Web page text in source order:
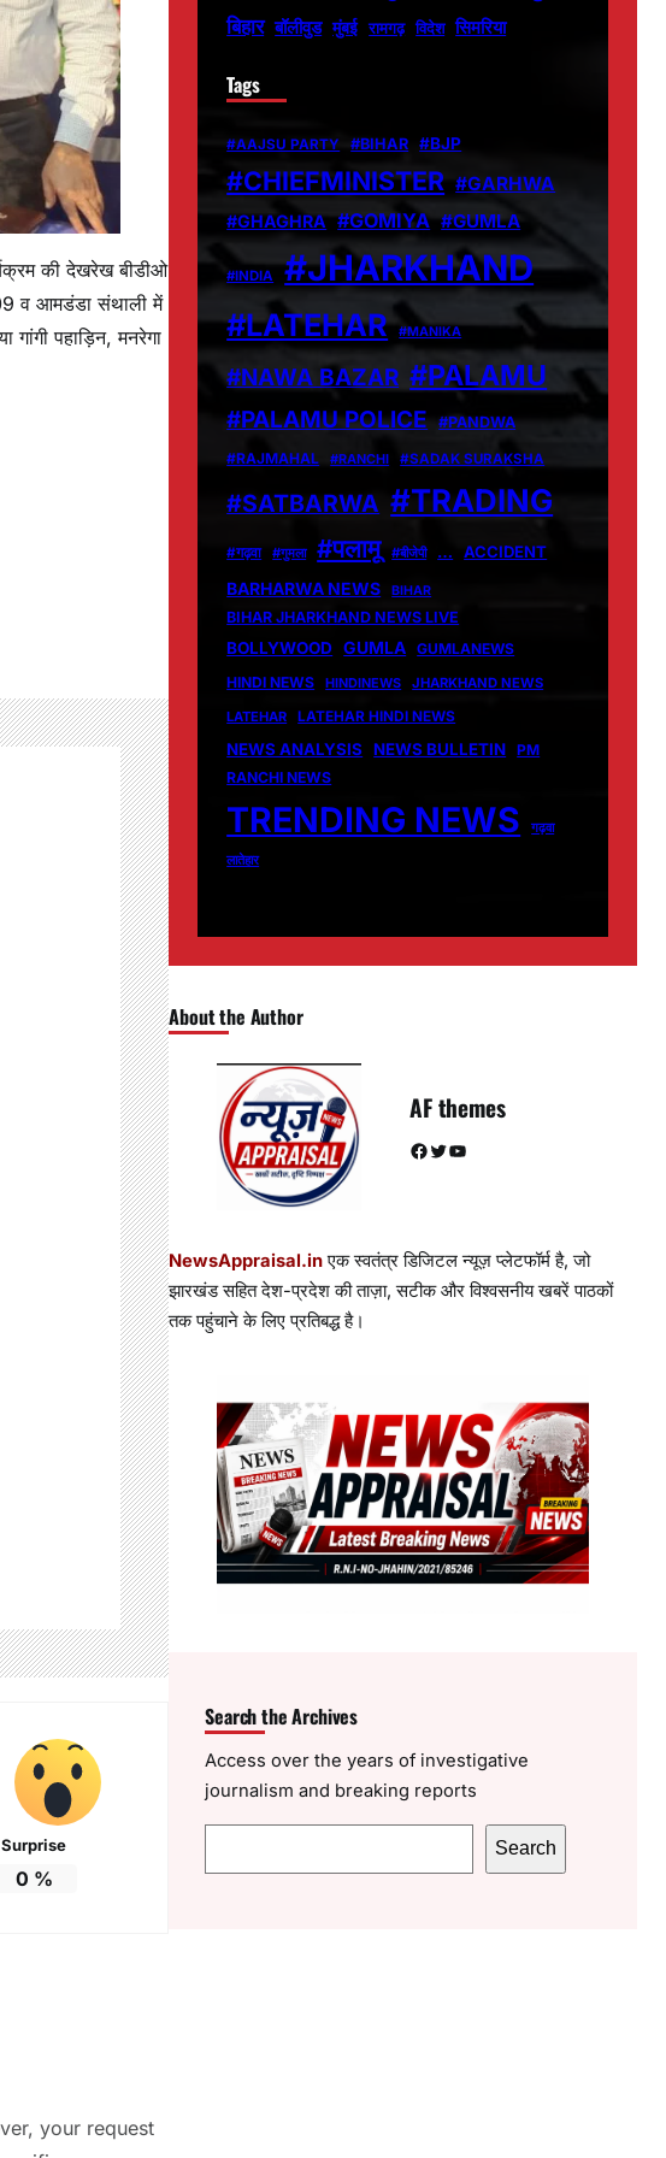
की देखरेख बीडीओ
व आमडंडा संथाली में
पहाड़िन, मनरेगा
Surprise
0 %
your request
बिहार बॉलीवुड मुंबई रामगढ़ विदेश सिमरिया
Tags
#AAJSU PARTY #BIHAR #BJP
#CHIEFMINISTER #GARHWA
#GHAGHRA #GOMIYA #GUMLA
#INDIA #JHARKHAND
#LATEHAR #MANIKA
#NAWA BAZAR #PALAMU
#PALAMU POLICE
#PANDWA
#RAJMAHAL
#RANCHI #SADAK SURAKSHA
#SATBARWA #TRADING
#गढ़वा #गुमला #पलामू #बीजेपी … ACCIDENT
BARHARWA NEWS BIHAR
BIHAR JHARKHAND NEWS LIVE
BOLLYWOOD GUMLA
GUMLANEWS
HINDI NEWS
HINDINEWS
JHARKHAND NEWS
LATEHAR
LATEHAR HINDI NEWS
NEWS ANALYSIS NEWS BULLETIN
PM
RANCHI NEWS
TRENDING NEWS
गढ़वा
लातेहार
About the Author
AF themes
Facebook Twitter YouTube
NewsAppraisal.inएक स्वतंत्र डिजिटल न्यूज़ प्लेटफॉर्म है, जो
झारखंड सहित देश-प्रदेश की ताज़ा, सटीक और विश्वसनीय खबरें पाठकों
तक पहुंचाने के लिए प्रतिबद्ध है।
Search the Archives
Access over the years of investigative
journalism and breaking reports
e
Search